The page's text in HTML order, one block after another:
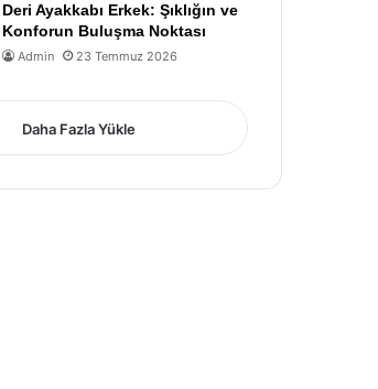
Deri Ayakkabı Erkek: Şıklığın ve
Konforun Buluşma Noktası
Admin 23 Temmuz 2026
Daha Fazla Yükle